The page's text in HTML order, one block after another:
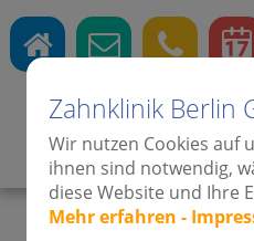
Zahnklinik Berlin
Wir nutzen Cookies auf
ihnen sind notwendig,
diese Website und Ihre
Mehr erfahren -
Zahnärzte ·